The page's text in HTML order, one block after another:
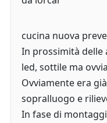
cucina nuova
In prossimità delle
led, sottile ma
Ovviamente era
sopralluogo e
In fase di